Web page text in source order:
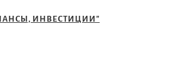
ИНВЕСТИЦИИ"